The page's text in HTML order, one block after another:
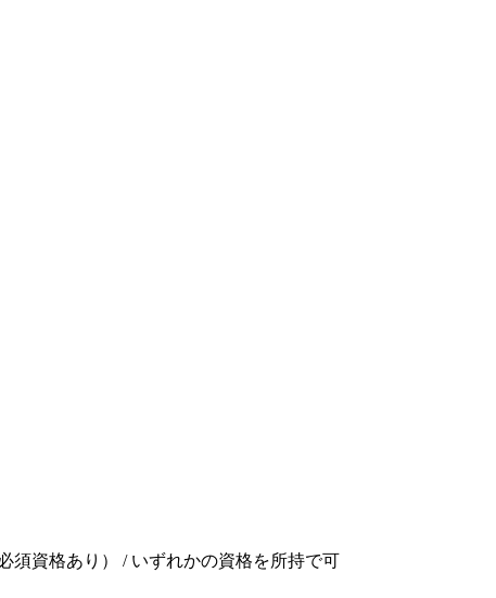
須資格あり） / いずれかの資格を所持で可